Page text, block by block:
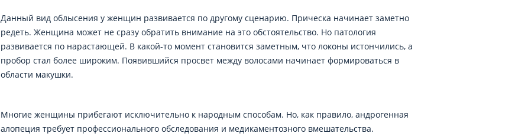
Данный вид облысения у женщин развивается по другому сценарию. Прическа начинает заметно
редеть. Женщина может не сразу обратить внимание на это обстоятельство. Но патология
развивается по нарастающей. В какой-то момент становится заметным, что локоны истончились, а
пробор стал более широким. Появившийся просвет между волосами начинает формироваться в
области макушки.
Многие женщины прибегают исключительно к народным способам. Но, как правило, андрогенная
алопеция требует профессионального обследования и медикаментозного вмешательства.